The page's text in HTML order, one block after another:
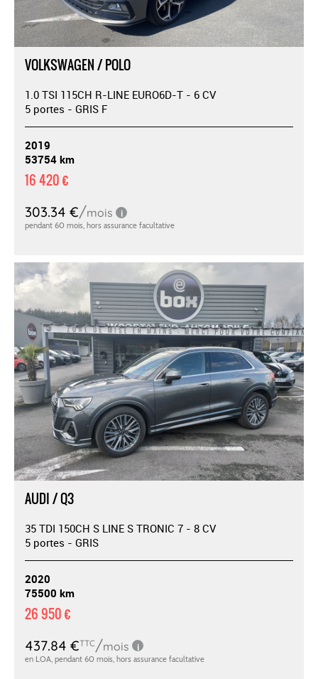
VOLKSWAGEN / POLO
1.0 TSI 115CH R-LINE EURO6D-T - 6 CV
5 portes - GRIS F
2019
53754 km
16 420 €
AUDI / Q3
35 TDI 150CH S LINE S TRONIC 7 - 8 CV
5 portes - GRIS
2020
75500 km
26 950 €